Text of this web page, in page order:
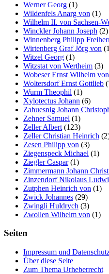
Werner Georg (1)
Wildenfels Anarg von (1)
Wilhelm II. von Sachsen-
Winckler Johann Joseph (2)
Winnenberg Philipp
Wirtenberg Graf Jörg von
Witzel Georg (1)
Witzstat von Wertheim (3)
Wobeser Ernst Wilhelm von
Woltersdorf Ernst Gottlieb
Wurm Theophil (1)
Xylotectus Johann (6)
Zabuesnig Johann
Zehner Samuel (1)
Zeller Albert (123)
Zeller Christian Heinrich
Zesen Philipp von (3)
Ziegenspeck Michael (1)
Ziegler Caspar(1)
Zimmermann Johann
Zinzendorf Nikolaus
Zutphen Heinrich von (1)
Zwick Johannes (29)
Zwingli Huldrych (3)
Zwollen Wilhelm von (1)
Seiten
Impressum und
Über diese Seite
Zum Thema Urheberrecht